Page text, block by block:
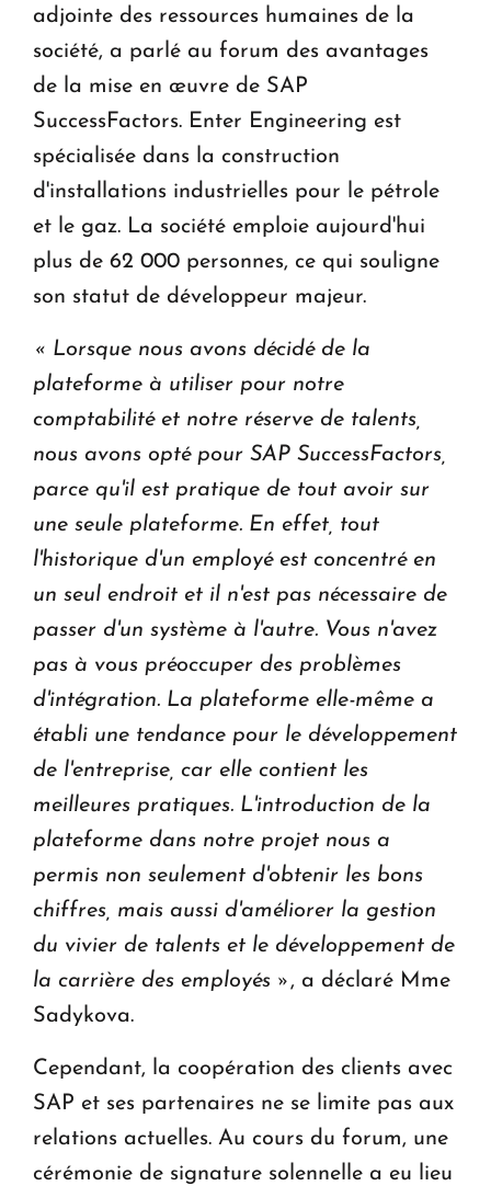
adjointe des ressources humaines de la
société, a parlé au forum des avantages
de la mise en œuvre de SAP
SuccessFactors. Enter Engineering est
spécialisée dans la construction
d'installations industrielles pour le pétrole
et le gaz. La société emploie aujourd'hui
plus de 62 000 personnes, ce qui souligne
son statut de développeur majeur.
« Lorsque nous avons décidé de la
plateforme à utiliser pour notre
comptabilité et notre réserve de talents,
nous avons opté pour SAP SuccessFactors,
parce qu'il est pratique de tout avoir sur
une seule plateforme. En effet, tout
l'historique d'un employé est concentré en
un seul endroit et il n'est pas nécessaire de
passer d'un système à l'autre. Vous n'avez
pas à vous préoccuper des problèmes
d'intégration. La plateforme elle-même a
établi une tendance pour le développement
de l'entreprise, car elle contient les
meilleures pratiques. L'introduction de la
plateforme dans notre projet nous a
permis non seulement d'obtenir les bons
chiffres, mais aussi d'améliorer la gestion
du vivier de talents et le développement de
la carrière des employés » , a déclaré Mme
Sadykova.
Cependant, la coopération des clients avec
SAP et ses partenaires ne se limite pas aux
relations actuelles. Au cours du forum, une
cérémonie de signature solennelle a eu lieu